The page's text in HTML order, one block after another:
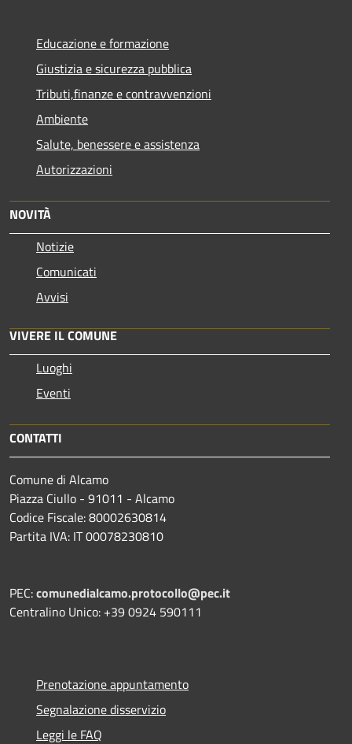
Educazione e formazione
Giustizia e sicurezza pubblica
Tributi,finanze e contravvenzioni
Ambiente
Salute, benessere e assistenza
Autorizzazioni
NOVITÀ
Notizie
Comunicati
Avvisi
VIVERE IL COMUNE
Luoghi
Eventi
CONTATTI
Comune di Alcamo
Piazza Ciullo - 91011 - Alcamo
Codice Fiscale: 80002630814
Partita IVA: IT 00078230810
PEC:comunedialcamo.protocollo@pec.it
Centralino Unico: +39 0924 590111
Prenotazione appuntamento
Segnalazione disservizio
Leggi le FAQ